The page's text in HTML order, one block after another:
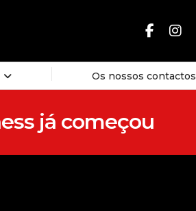
Os nossos contactos
já começou